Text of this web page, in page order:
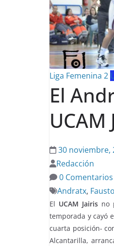
Liga Femenina 2
El
UCAM
30 noviembre,
Redacción
0 Comentarios
Andratx,
El UCAM Jairisno
temporada y cayó
cuarta posición-
Alcantarilla,